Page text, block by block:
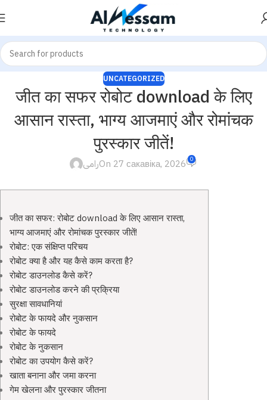
UNCATEGORIZED
जीत का सफर रोबोट download के लिए
आसान रास्ता, भाग्य आजमाएं और रोमांचक
पुरस्कार जीतें!
رامىOn 27 сакавіка, 2026 0
जीत का सफर: रोबोट download के लिए आसान रास्ता,
भाग्य आजमाएं और रोमांचक पुरस्कार जीतें!
रोबोट: एक संक्षिप्त परिचय
रोबोट क्या है और यह कैसे काम करता है?
रोबोट डाउनलोड कैसे करें?
रोबोट डाउनलोड करने की प्रक्रिया
सुरक्षा सावधानियां
रोबोट के फायदे और नुकसान
रोबोट के फायदे
रोबोट के नुकसान
रोबोट का उपयोग कैसे करें?
खाता बनाना और जमा करना
गेम खेलना और पुरस्कार जीतना